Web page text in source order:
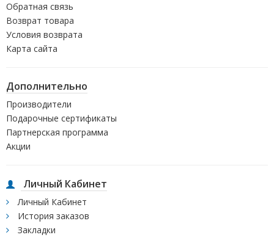
Обратная связь
Возврат товара
Условия возврата
Карта сайта
Дополнительно
Производители
Подарочные сертификаты
Партнерская программа
Акции
Личный Кабинет
Личный Кабинет
История заказов
Закладки